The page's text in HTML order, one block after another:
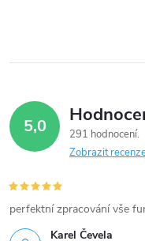
v
k
v
ý
5,0
291 hodnocení
Zobrazit
Karel Čevela
perfektní zpracování vše